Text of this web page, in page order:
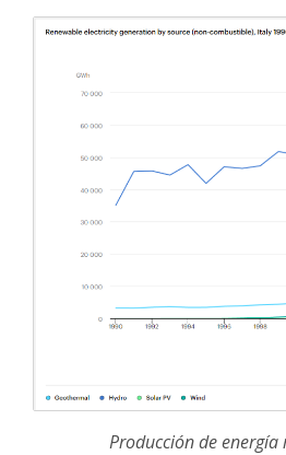
Producción de